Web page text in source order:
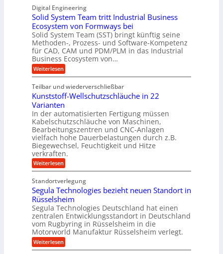
r
e
n
t
w
i
c
k
e
l
t
e
l
l
a
g
e
r
t
z
k
n
a
p
p
ü
b
e
r
V
o
r
j
a
h
r
u
n
a
m
A
r
b
e
i
t
s
m
a
r
k
t
r
i
k
a
a
s
W
a
c
s
t
u
m
s
c
h
a
n
c
e
f
ü
d
e
n
M
a
c
h
i
n
Digital Engineering
Solid System Team tritt Industrial Business
Ecosystem von Formways bei
Solid System Team (SST) bringt künftig seine
Methoden-, Prozess- und Software-Kompetenz
für CAD, CAM und PDM/PLM in das Industrial
Business Ecosystem von…
Weiterlesen:
S
l
i
d
S
y
s
t
e
m
T
e
a
m
t
i
t
t
n
d
u
s
t
Teilbar und wiederverschließbar
Kunststoff-Wellschutzschläuche in 22
Varianten
In der automatisierten Fertigung müssen
Kabelschutzschläuche von Maschinen,
Bearbeitungszentren und CNC-Anlagen
vielfach hohe Dauerbelastungen durch z.B.
Biegewechsel, Feuchtigkeit und Hitze
verkraften.
Weiterlesen:
K
n
s
t
s
t
o
f
f
-
W
Standortverlegung
Segula Technologies bezieht neuen Standort in
Rüsselsheim
Segula Technologies Deutschland hat einen
zentralen Entwicklungsstandort in Deutschland
vom Rugbyring in Rüsselsheim in die
Motorworld Manufaktur Rüsselsheim verlegt.
Weiterlesen:
S